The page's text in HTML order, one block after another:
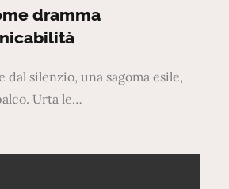
on
dramma
dal silenzio, una sagoma esile,
Urta le…